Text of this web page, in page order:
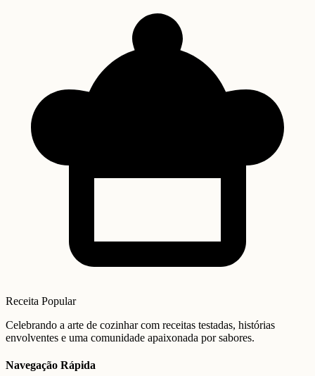
Receita Popular
Celebrando a arte de cozinhar com receitas testadas, histórias
envolventes e uma comunidade apaixonada por sabores.
Navegação Rápida